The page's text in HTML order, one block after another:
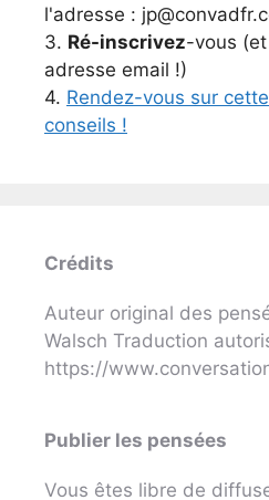
l'adresse :
3. Ré-inscrivez-vous
adresse email !)
4. Rendez-vous sur
conseils !
Crédits
Auteur original des
Walsch Traduction
https://
Publier les pensées
Vous êtes libre de